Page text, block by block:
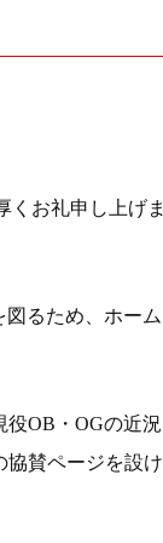
くお礼申し上げま
るため、ホーム
OB・OGの近況
協賛ページを設け